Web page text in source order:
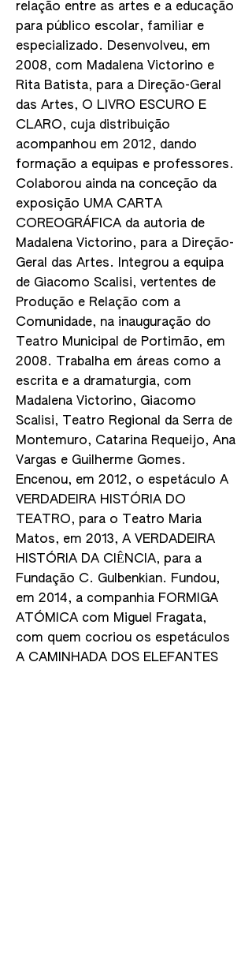
relação entre as artes e a educação
para público escolar, familiar e
especializado. Desenvolveu, em
2008, com Madalena Victorino e
Rita Batista, para a Direção-Geral
das Artes, O LIVRO ESCURO E
CLARO, cuja distribuição
acompanhou em 2012, dando
formação a equipas e professores.
Colaborou ainda na conceção da
exposição UMA CARTA
COREOGRÁFICA da autoria de
Madalena Victorino, para a Direção-
Geral das Artes. Integrou a equipa
de Giacomo Scalisi, vertentes de
Produção e Relação com a
Comunidade, na inauguração do
Teatro Municipal de Portimão, em
2008. Trabalha em áreas como a
escrita e a dramaturgia, com
Madalena Victorino, Giacomo
Scalisi, Teatro Regional da Serra de
Montemuro, Catarina Requeijo, Ana
Vargas e Guilherme Gomes.
Encenou, em 2012, o espetáculo A
VERDADEIRA HISTÓRIA DO
TEATRO, para o Teatro Maria
Matos, em 2013, A VERDADEIRA
HISTÓRIA DA CIÊNCIA, para a
Fundação C. Gulbenkian. Fundou,
em 2014, a companhia FORMIGA
ATÓMICA com Miguel Fragata,
com quem cocriou os espetáculos
A CAMINHADA DOS ELEFANTES